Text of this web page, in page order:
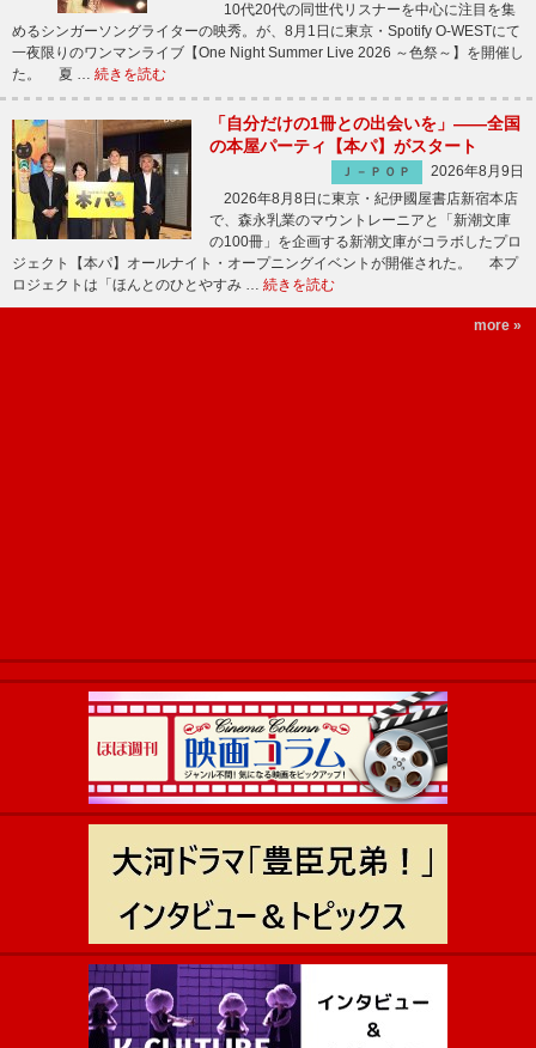
10代20代の同世代リスナーを中心に注目を集
めるシンガーソングライターの映秀。が、8月1日に東京・Spotify O-WESTにて
一夜限りのワンマンライブ【One Night Summer Live 2026 ～色祭～】を開催し
た。 夏 … 続きを読む
「自分だけの1冊との出会いを」――全国
の本屋パーティ【本パ】がスタート
Ｊ－ＰＯＰ
2026年8月9日
2026年8月8日に東京・紀伊國屋書店新宿本店
で、森永乳業のマウントレーニアと「新潮文庫
の100冊」を企画する新潮文庫がコラボしたプロ
ジェクト【本パ】オールナイト・オープニングイベントが開催された。 本プ
ロジェクトは「ほんとのひとやすみ … 続きを読む
more »